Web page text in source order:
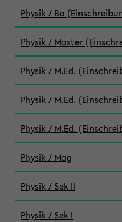
Physik / Ba
Physik / Master
Physik / M.Ed.
Physik / M.Ed.
Physik / M.Ed.
Physik / Mag
Physik / Sek II
Physik / Sek I